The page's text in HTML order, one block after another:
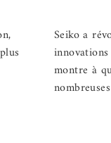
Seiko a
montre à